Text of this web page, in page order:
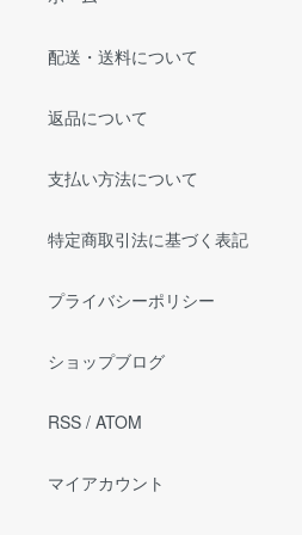
配送・送料について
返品について
支払い方法について
特定商取引法に基づく表記
プライバシーポリシー
ショップブログ
RSS / ATOM
マイアカウント